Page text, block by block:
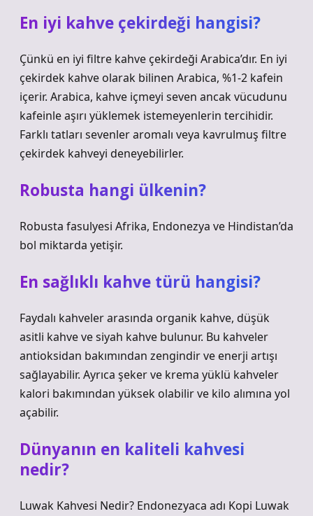
En iyi kahve çekirdeği hangisi?
Çünkü en iyi filtre kahve çekirdeği Arabica’dır. En iyi
çekirdek kahve olarak bilinen Arabica, %1-2 kafein
içerir. Arabica, kahve içmeyi seven ancak vücudunu
kafeinle aşırı yüklemek istemeyenlerin tercihidir.
Farklı tatları sevenler aromalı veya kavrulmuş filtre
çekirdek kahveyi deneyebilirler.
Robusta hangi ülkenin?
Robusta fasulyesi Afrika, Endonezya ve Hindistan’da
bol miktarda yetişir.
En sağlıklı kahve türü hangisi?
Faydalı kahveler arasında organik kahve, düşük
asitli kahve ve siyah kahve bulunur. Bu kahveler
antioksidan bakımından zengindir ve enerji artışı
sağlayabilir. Ayrıca şeker ve krema yüklü kahveler
kalori bakımından yüksek olabilir ve kilo alımına yol
açabilir.
Dünyanın en kaliteli kahvesi
nedir?
Luwak Kahvesi Nedir? Endonezyaca adı Kopi Luwak